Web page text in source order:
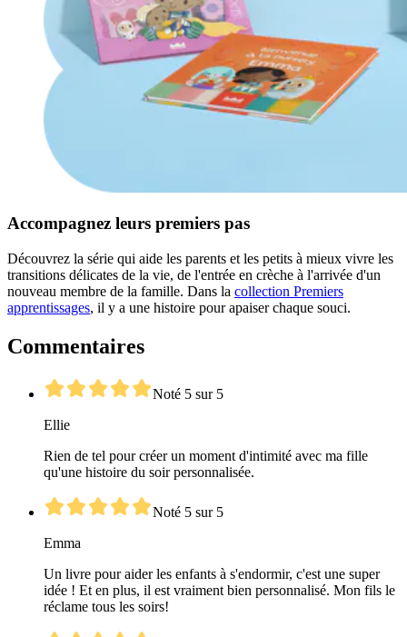
Accompagnez leurs premiers pas
Découvrez la série qui aide les parents et les petits à mieux vivre les
transitions délicates de la vie, de l'entrée en crèche à l'arrivée d'un
nouveau membre de la famille. Dans la collection Premiers
apprentissages, il y a une histoire pour apaiser chaque souci.
Commentaires
Noté 5 sur 5
Ellie
Rien de tel pour créer un moment d'intimité avec ma fille
qu'une histoire du soir personnalisée.
Noté 5 sur 5
Emma
Un livre pour aider les enfants à s'endormir, c'est une super
idée ! Et en plus, il est vraiment bien personnalisé. Mon fils le
réclame tous les soirs!